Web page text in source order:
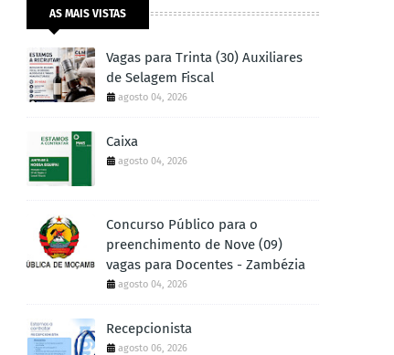
AS MAIS VISTAS
Vagas para Trinta (30) Auxiliares
de Selagem Fiscal
agosto 04, 2026
Caixa
agosto 04, 2026
Concurso Público para o
preenchimento de Nove (09)
vagas para Docentes - Zambézia
agosto 04, 2026
Recepcionista
agosto 06, 2026